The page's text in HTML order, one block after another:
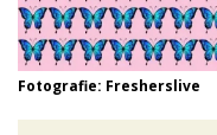
Fotografie: Fresherslive